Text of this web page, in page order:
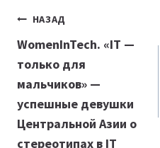
Навигация
по
записям
НАЗАД
WomenInTech. «IT —
только для
мальчиков» —
успешные девушки
Центральной Азии о
стереотипах в IT